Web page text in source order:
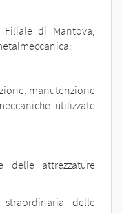
di Mantova,
manutenzione
utilizzate
delle attrezzature
delle